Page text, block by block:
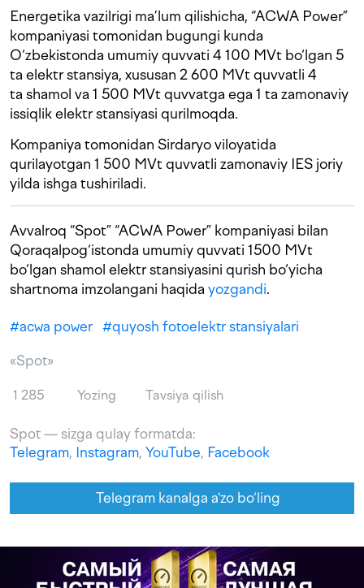
Energetika vazilrigi ma’lum qilishicha, “ACWA Power”
kompaniyasi tomonidan bugungi kunda
O‘zbekistonda umumiy quvvati 4 100 MVt bo‘lgan 5
ta elektr stansiya, xususan 2 600 MVt quvvatli 4
ta shamol va 1 500 MVt quvvatga ega 1 ta zamonaviy
issiqlik elektr stansiyasi qurilmoqda.
Kompaniya tomonidan Sirdaryo viloyatida
qurilayotgan 1 500 MVt quvvatli zamonaviy IES joriy
yilda ishga tushiriladi.
Avvalroq “Spot” “ACWA Power” kompaniyasi bilan
Qoraqalpog‘istonda umumiy quvvati 1500 MVt
bo‘lgan shamol elektr stansiyasini qurish bo‘yicha
shartnoma imzolangani haqida yozgandi.
#acwa power #quyosh fotoelektr stansiyalari
«Spot»
1 285 Yozing Tavsiya qilish
Spot — sizga qulay formatda:
Telegram, Instagram, YouTube, Facebook
Telegram kanalga a'zo bo‘ling